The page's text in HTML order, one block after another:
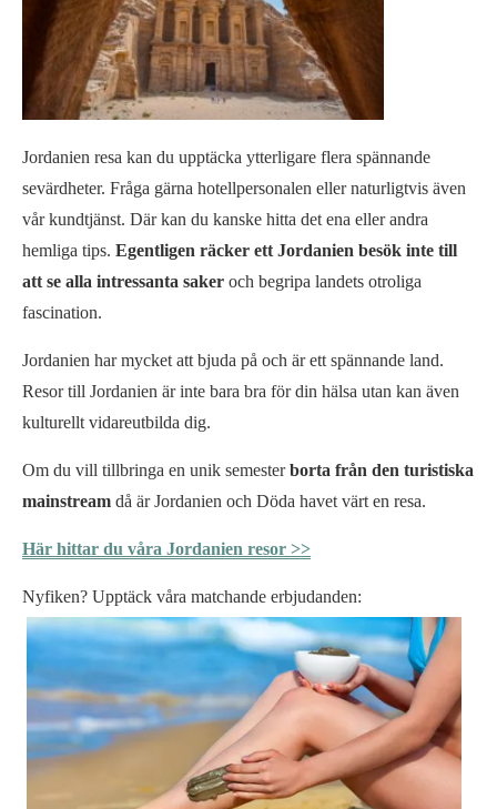
Jordanien resa kan du upptäcka ytterligare flera spännande
sevärdheter. Fråga gärna hotellpersonalen eller naturligtvis även
vår kundtjänst. Där kan du kanske hitta det ena eller andra
hemliga tips. Egentligen räcker ett Jordanien besök inte till
att se alla intressanta saker och begripa landets otroliga
fascination.
Jordanien har mycket att bjuda på och är ett spännande land.
Resor till Jordanien är inte bara bra för din hälsa utan kan även
kulturellt vidareutbilda dig.
Om du vill tillbringa en unik semesterborta från den turistiska
mainstream då är Jordanien och Döda havet värt en resa.
Här hittar du våra Jordanien resor >>
Nyfiken? Upptäck våra matchande erbjudanden: